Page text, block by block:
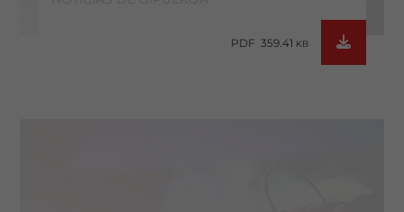
PDF 359.41 KB